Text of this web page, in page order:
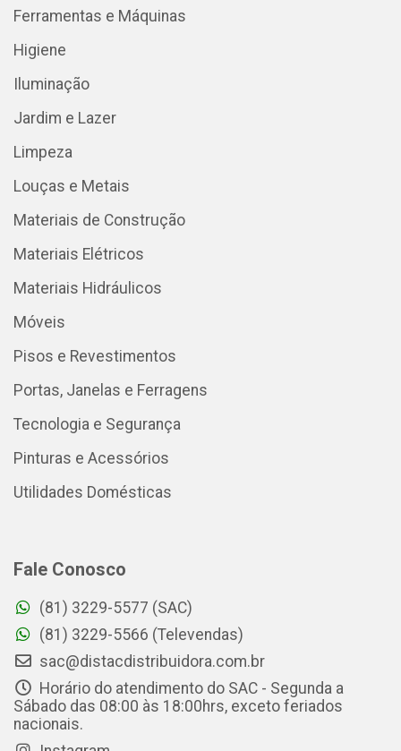
Ferramentas e Máquinas
Higiene
Iluminação
Jardim e Lazer
Limpeza
Louças e Metais
Materiais de Construção
Materiais Elétricos
Materiais Hidráulicos
Móveis
Pisos e Revestimentos
Portas, Janelas e Ferragens
Tecnologia e Segurança
Pinturas e Acessórios
Utilidades Domésticas
Fale Conosco
(81) 3229-5577 (SAC)
(81) 3229-5566 (Televendas)
sac@distacdistribuidora.com.br
Horário do atendimento do SAC - Segunda a
Sábado das 08:00 às 18:00hrs, exceto feriados
nacionais.